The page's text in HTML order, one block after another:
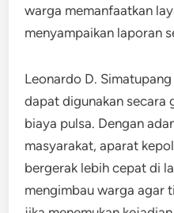
warga memanfaatkan
menyampaikan laporan
Leonardo D.
dapat digunakan secara
biaya pulsa. Dengan
masyarakat, aparat
bergerak lebih cepat di
mengimbau warga agar